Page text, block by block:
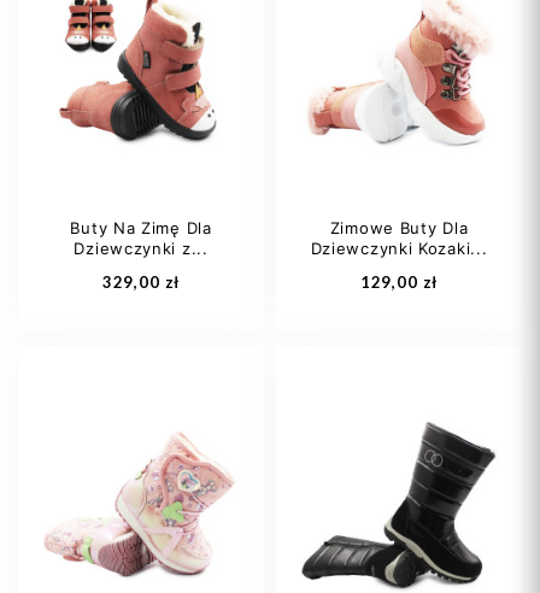
32
Dodaj do koszyka
30
Dodaj do koszyka
Buty Na Zimę Dla
Dziewczynki z...
329,00 zł
30
Zimowe Buty Dla
Dziewczynki Kozaki...
129,00 zł
23 25